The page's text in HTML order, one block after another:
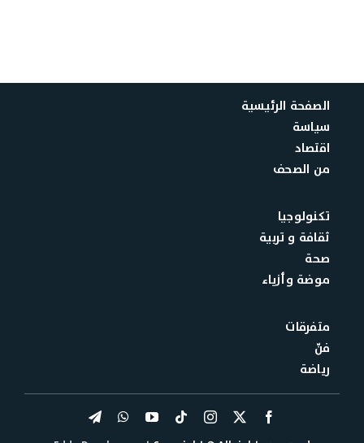
الصفحة الرئيسية
سياسة
اقتصاد
من الصحف
تكنولوجيا
ثقافة و تربية
صحة
موضة وأزياء
متفرقات
فنّ
رياضة